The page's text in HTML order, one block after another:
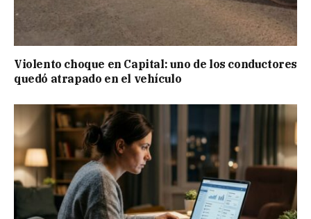
Violento choque en Capital: uno de los conductores
quedó atrapado en el vehículo